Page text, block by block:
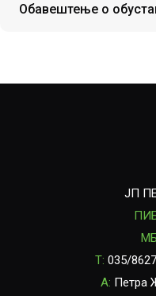
Обавештење о
ЈП
T: 035/
A: Петра